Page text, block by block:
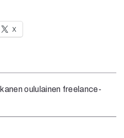
X
oululainen freelance-